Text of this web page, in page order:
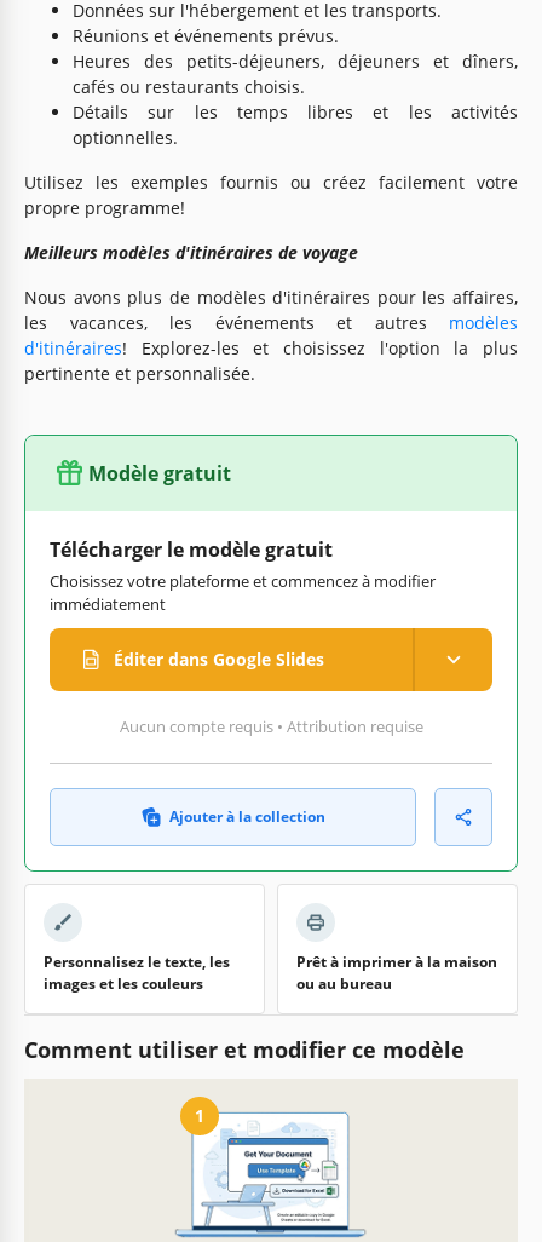
Données sur l'hébergement et les transports.
Réunions et événements prévus.
Heures des petits-déjeuners, déjeuners et dîners,
cafés ou restaurants choisis.
Détails sur les temps libres et les activités
optionnelles.
Utilisez les exemples fournis ou créez facilement votre
propre programme!
Meilleurs modèles d'itinéraires de voyage
Nous avons plus de modèles d'itinéraires pour les affaires,
les vacances, les événements et autres modèles
d'itinéraires! Explorez-les et choisissez l'option la plus
pertinente et personnalisée.
Modèle gratuit
Télécharger le modèle gratuit
Choisissez votre plateforme et commencez à modifier
immédiatement
Éditer dans Google Slides
Aucun compte requis • Attribution requise
Ajouter à la collection
Personnalisez le texte, les
images et les couleurs
Prêt à imprimer à la maison
ou au bureau
Comment utiliser et modifier ce modèle
1